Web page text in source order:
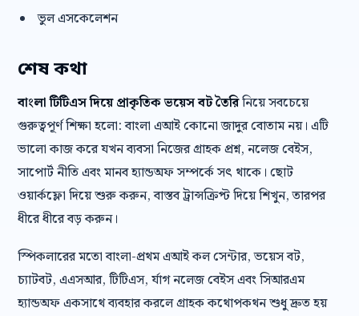
ভুল এসকেলেশন
শেষ কথা
বাংলা টিটিএস দিয়ে প্রাকৃতিক ভয়েস বট তৈরিনিয়ে সবচেয়ে
গুরুত্বপূর্ণ শিক্ষা হলো: বাংলা এআই কোনো জাদুর বোতাম নয়। এটি
ভালো কাজ করে যখন ব্যবসা নিজের গ্রাহক প্রশ্ন, নলেজ বেইস,
সাপোর্ট নীতি এবং মানব হ্যান্ডঅফ সম্পর্কে সৎ থাকে। ছোট
ওয়ার্কফ্লো দিয়ে শুরু করুন, বাস্তব ট্রান্সক্রিপ্ট দিয়ে শিখুন, তারপর
ধীরে ধীরে বড় করুন।
স্পিকলারের মতো বাংলা-প্রথম এআই কল সেন্টার, ভয়েস বট,
চ্যাটবট, এএসআর, টিটিএস, র্যাগ নলেজ বেইস এবং সিআরএম
হ্যান্ডঅফ একসাথে ব্যবহার করলে গ্রাহক কথোপকথন শুধু দ্রুত হয়